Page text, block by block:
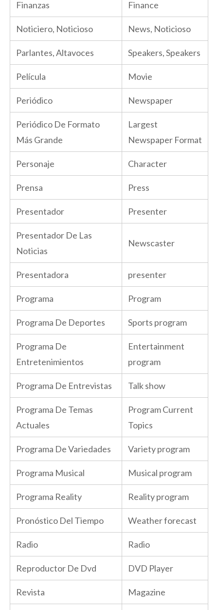
Finanzas Finance
Noticiero, Noticioso News, Noticioso
Parlantes, Altavoces Speakers, Speakers
Película Movie
Periódico Newspaper
Periódico De Formato
Más Grande
Largest
Newspaper Format
Personaje Character
Prensa Press
Presentador Presenter
Presentador De Las
Noticias
Newscaster
Presentadora presenter
Programa Program
Programa De Deportes Sports program
Programa De
Entretenimientos
Entertainment
program
Programa De Entrevistas Talk show
Programa De Temas
Actuales
Program Current
Topics
Programa De Variedades Variety program
Programa Musical Musical program
Programa Reality Reality program
Pronóstico Del Tiempo Weather forecast
Radio Radio
Reproductor De Dvd DVD Player
Revista Magazine